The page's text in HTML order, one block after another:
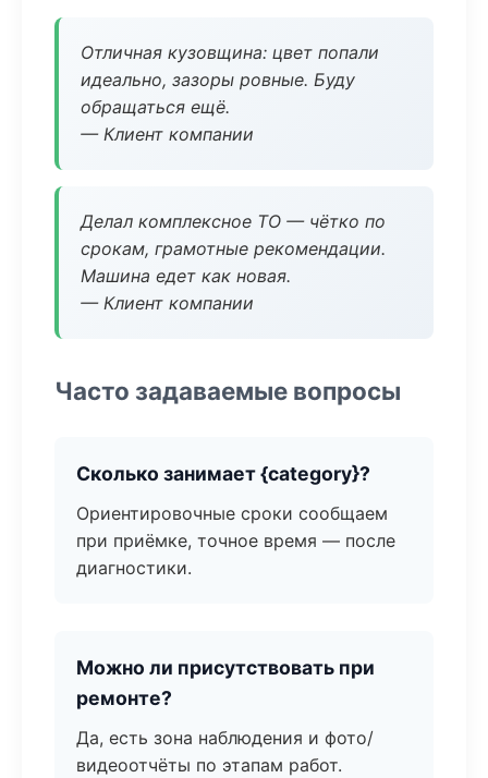
Отличная кузовщина: цвет попали
идеально, зазоры ровные. Буду
обращаться ещё.
— Клиент компании
Делал комплексное ТО — чётко по
срокам, грамотные рекомендации.
Машина едет как новая.
— Клиент компании
Часто задаваемые вопросы
Сколько занимает {category}?
Ориентировочные сроки сообщаем
при приёмке, точное время — после
диагностики.
Можно ли присутствовать при
ремонте?
Да, есть зона наблюдения и фото/
видеоотчёты по этапам работ.